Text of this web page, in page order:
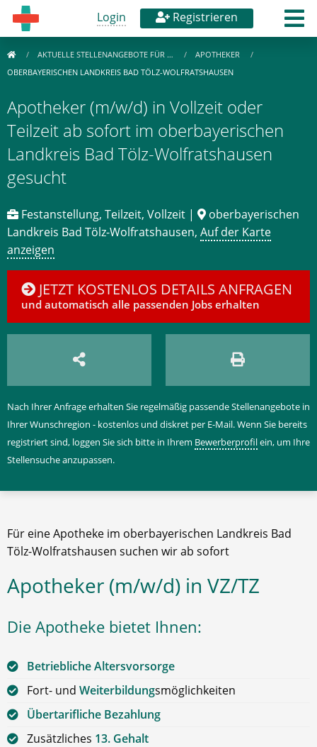
Login Registrieren
AKTUELLE STELLENANGEBOTE FÜR …
APOTHEKER
OBERBAYERISCHEN LANDKREIS BAD TÖLZ-WOLFRATSHAUSEN
Apotheker (m/w/d) in Vollzeit oder
Teilzeit ab sofort im oberbayerischen
Landkreis Bad Tölz-Wolfratshausen
gesucht
Festanstellung, Teilzeit, Vollzeit |
oberbayerischen
Landkreis Bad Tölz-Wolfratshausen, Auf der Karte
anzeigen
JETZT KOSTENLOS DETAILS ANFRAGEN
und automatisch alle passenden Jobs erhalten
Nach Ihrer Anfrage erhalten Sie regelmäßig passende Stellenangebote in
Ihrer Wunschregion - kostenlos und diskret per E-Mail. Wenn Sie bereits
registriert sind, loggen Sie sich bitte in Ihrem Bewerberprofilein, um Ihre
Stellensuche anzupassen.
Für eine Apotheke im oberbayerischen Landkreis Bad
Tölz-Wolfratshausen suchen wir ab sofort
Apotheker (m/w/d) in VZ/TZ
Die Apotheke bietet Ihnen:
Betriebliche Altersvorsorge
Fort- und Weiterbildungsmöglichkeiten
Übertarifliche Bezahlung
Zusätzliches 13. Gehalt